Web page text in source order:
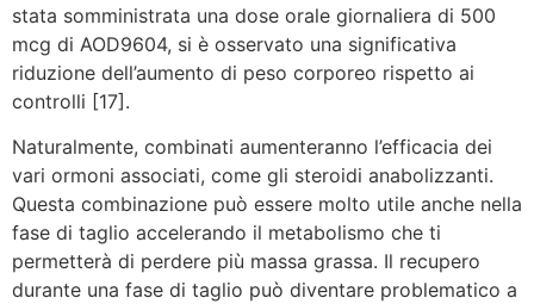
stata somministrata una dose orale giornaliera di 500
mcg di AOD9604, si è osservato una significativa
riduzione dell’aumento di peso corporeo rispetto ai
controlli [17].
Naturalmente, combinati aumenteranno l’efficacia dei
vari ormoni associati, come gli steroidi anabolizzanti.
Questa combinazione può essere molto utile anche nella
fase di taglio accelerando il metabolismo che ti
permetterà di perdere più massa grassa. Il recupero
durante una fase di taglio può diventare problematico a